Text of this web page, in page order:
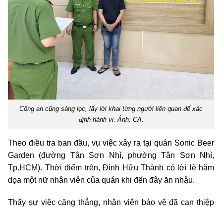
Công an cũng sàng lọc, lấy lời khai từng người liên quan để xác
định hành vi. Ảnh: CA.
Theo điều tra ban đầu, vụ việc xảy ra tại quán Sonic Beer
Garden (đường Tân Sơn Nhì, phường Tân Sơn Nhì,
Tp.HCM). Thời điểm trên, Đinh Hữu Thành có lời lẽ hăm
dọa một nữ nhân viên của quán khi đến đây ăn nhậu.
Thấy sự việc căng thẳng, nhân viên bảo vệ đã can thiệp